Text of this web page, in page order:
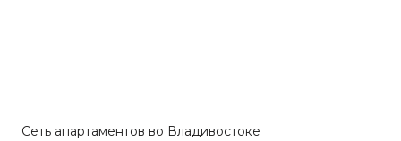
Сеть апартаментов во Владивостоке